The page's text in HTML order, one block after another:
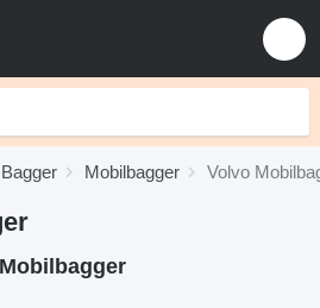
Bagger Mobilbagger Volvo